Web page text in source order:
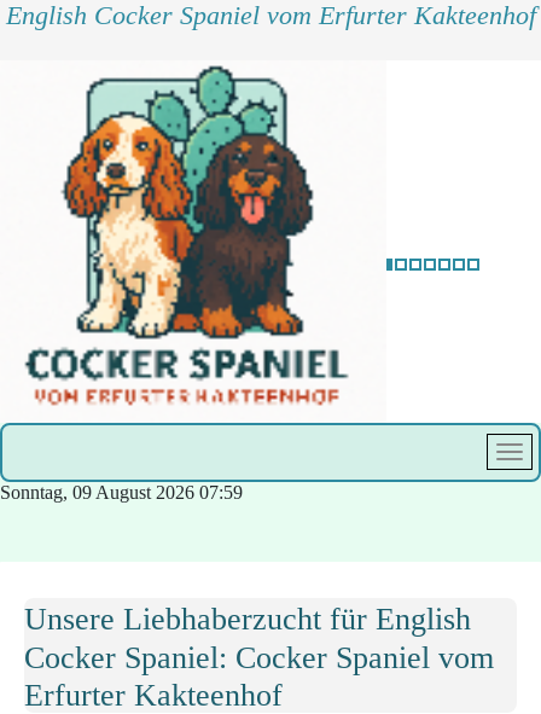
English Cocker Spaniel vom Erfurter Kakteenhof
Sonntag, 09 August 2026 07:59
Unsere Liebhaberzucht für English
Cocker Spaniel: Cocker Spaniel vom
Erfurter Kakteenhof